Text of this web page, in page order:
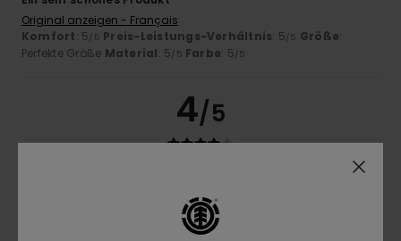
Original anzeigen - Français
Komfort: 5/5 Preis-Leistungs-Verhältnis: 5/5 Größe:
Perfekte Größe Material: 5/5 Farbe: 5/5
4/5
Wie bereits erwähnt, ist das T-Shirt wunderschön, aber die
Qualität könnte besser sein. Die Stoffe sollten dicker sein.